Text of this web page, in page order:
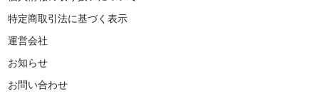
特定商取引法に基づく表示
運営会社
お知らせ
お問い合わせ